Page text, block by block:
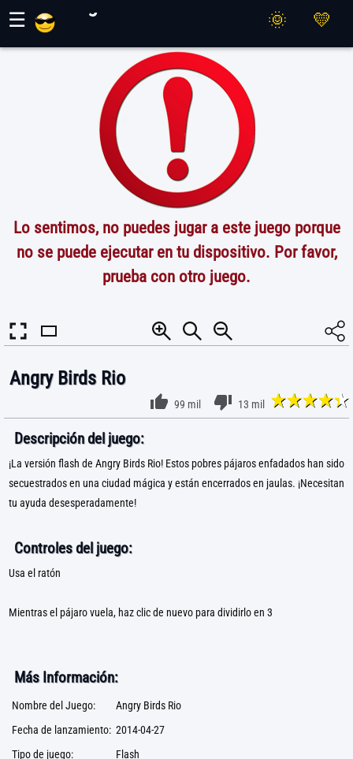
☰
Lo sentimos, no puedes jugar a este juego porque
no se puede ejecutar en tu dispositivo. Por favor,
prueba con otro juego.
Angry Birds Rio
99 mil 13 mil
Descripción del juego:
¡La versión flash de Angry Birds Rio! Estos pobres pájaros enfadados han sido
secuestrados en una ciudad mágica y están encerrados en jaulas. ¡Necesitan
tu ayuda desesperadamente!
Controles del juego:
Usa el ratón
Mientras el pájaro vuela, haz clic de nuevo para dividirlo en 3
Más Información:
Nombre del Juego:
Angry Birds Rio
Fecha de lanzamiento: 2014-04-27
Tipo de juego:
Flash